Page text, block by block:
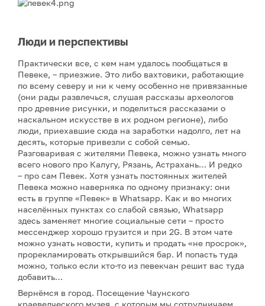
Люди и перспективы
Практически все, с кем нам удалось пообщаться в
Певеке, – приезжие. Это либо вахтовики, работающие
по всему северу и ни к чему особенно не привязанные
(они рады развлечься, слушая рассказы археологов
про древние рисунки, и поделиться рассказами о
наскальном искусстве в их родном регионе), либо
люди, приехавшие сюда на заработки надолго, лет на
десять, которые привезли с собой семью.
Разговаривая с жителями Певека, можно узнать много
всего нового про Калугу, Рязань, Астрахань… И редко
– про сам Певек. Хотя узнать постоянных жителей
Певека можно наверняка по одному признаку: они
есть в группе «Певек» в Whatsapp. Как и во многих
населённых пунктах со слабой связью, Whatsapp
здесь заменяет многие социальные сети – просто
мессенджер хорошо грузится и при 2G. В этом чате
можно узнать новости, купить и продать «не просрок»,
прорекламировать открывшийся бар. И попасть туда
можно, только если кто-то из певекчан решит вас туда
добавить…
Вернёмся в город. Посещение Чаунского
краеведческого музея, с которым мы сотрудничаем